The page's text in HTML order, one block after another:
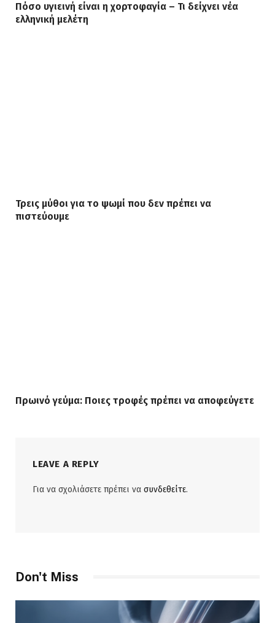
Πόσο υγιεινή είναι η χορτοφαγία – Τι δείχνει νέα
ελληνική μελέτη
Τρεις μύθοι για το ψωμί που δεν πρέπει να
πιστεύουμε
Πρωινό γεύμα: Ποιες τροφές πρέπει να αποφεύγετε
LEAVE A REPLY
Για να σχολιάσετε πρέπει να συνδεθείτε.
Don't Miss